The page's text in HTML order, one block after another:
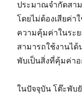
ประมาณจำกัดสา
โดยไม่ต้องเสียค่า
ความคุ้มค่าในระ
สามารถใช้งานไ
พับเป็นสิ่งที่คุ้มค่าอ
ในปัจจุบัน โต๊ะพับ